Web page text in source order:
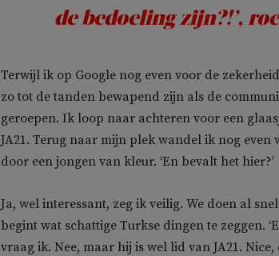
de bedoeling zijn?!’,
Terwijl ik op Google nog even voor de
zo tot de tanden bewapend zijn als de
geroepen. Ik loop naar achteren voor een
JA21. Terug naar mijn plek wandel ik nog
door een jongen van kleur. ‘En bevalt het hier?’
Ja, wel interessant, zeg ik veilig. We doen al
begint wat schattige Turkse dingen te zeggen.
vraag ik. Nee, maar hij is wel lid van JA21. Nice,